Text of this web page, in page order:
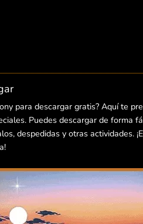
para descargar gratis? Aquí te
Puedes descargar de forma
despedidas y otras actividades.